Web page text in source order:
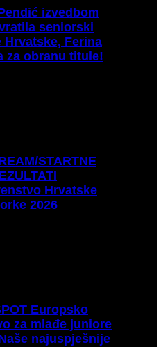
izvedbom
seniorski
Ferina
za obranu titule!
STARTNE
Hrvatske
2026
Europsko
za mlađe juniore
najuspješnije